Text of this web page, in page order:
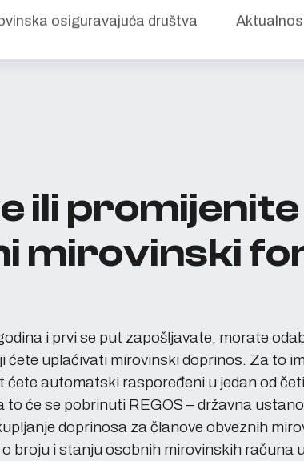
osiguravajuća društva
ili promijenite
mirovinski
i prvi se put zapošljavate, morate
ćete uplaćivati mirovinski doprinos. Za to
ćete automatski raspoređeni u jedan od
to će se pobrinuti REGOS – državna
doprinosa za članove obveznih
o broju i stanju osobnih mirovinskih računa